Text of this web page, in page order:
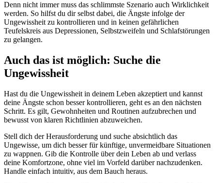
Denn nicht immer muss das schlimmste Szenario auch Wirklichkeit
werden. So hilfst du dir selbst dabei, die Ängste infolge der
Ungewissheit zu kontrollieren und in keinen gefährlichen
Teufelskreis aus Depressionen, Selbstzweifeln und Schlafstörungen
zu gelangen.
Auch das ist möglich: Suche die
Ungewissheit
Hast du die Ungewissheit in deinem Leben akzeptiert und kannst
deine Ängste schon besser kontrollieren, geht es an den nächsten
Schritt. Es gilt, Gewohnheiten und Routinen aufzubrechen und
bewusst von klaren Richtlinien abzuweichen.
Stell dich der Herausforderung und suche absichtlich das
Ungewisse, um dich besser für künftige, unvermeidbare Situationen
zu wappnen. Gib die Kontrolle über dein Leben ab und verlass
deine Komfortzone, ohne viel im Vorfeld darüber nachzudenken.
Handle einfach intuitiv, aus dem Bauch heraus.